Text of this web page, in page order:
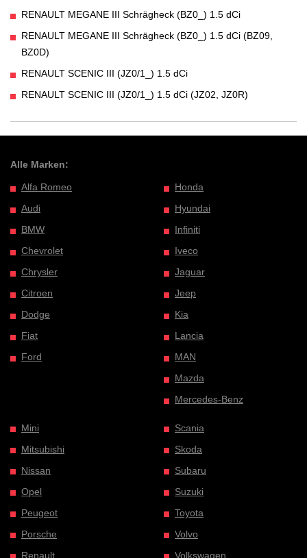
RENAULT MEGANE III Schrägheck (BZ0_) 1.5 dCi
RENAULT MEGANE III Schrägheck (BZ0_) 1.5 dCi (BZ09,
BZ0D)
RENAULT SCENIC III (JZ0/1_) 1.5 dCi
RENAULT SCENIC III (JZ0/1_) 1.5 dCi (JZ02, JZ0R)
Alle Marken:
Alfa Romeo
Audi
BMW
Chevrolet
Chrysler
Citroen
Dodge
Fiat
Ford
Honda
Hyundai
Infiniti
Iveco
Jaguar
Jeep
Kia
Lancia
MAN
Mazda
Mercedes-Benz
Mini
Mitsubishi
Nissan
Opel
Peugeot
Porsche
Renault
Scania
Skoda
Subaru
Suzuki
Toyota
Volvo
Volkswagen